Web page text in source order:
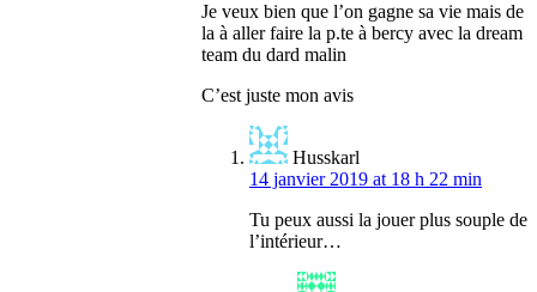
Je veux bien que l’on gagne sa vie mais de
la à aller faire la p.te à bercy avec la dream
team du dard malin
C’est juste mon avis
Husskarl
14 janvier 2019 at 18 h 22 min
Tu peux aussi la jouer plus souple de
l’intérieur…